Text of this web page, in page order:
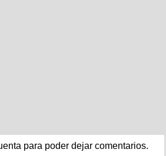
para poder dejar comentarios.